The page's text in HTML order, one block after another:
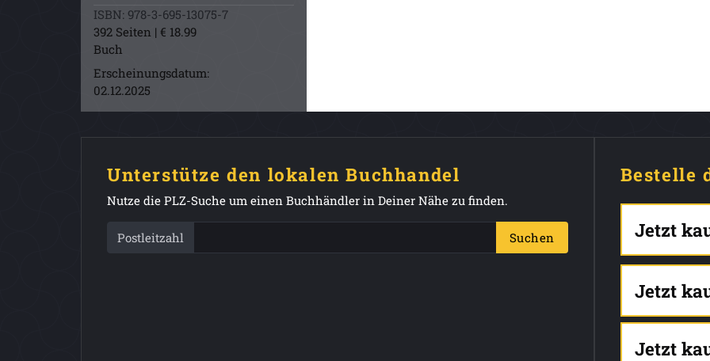
ISBN: 978-3-695-13075-7
392 Seiten | € 18.99
Buch
Erscheinungsdatum:
02.12.2025
Unterstütze den lokalen Buchhandel
Nutze die PLZ-Suche um einen Buchhändler in Deiner Nähe zu finden.
Postleitzahl Suchen
Bestelle
Jetzt
Jetzt
Jetzt